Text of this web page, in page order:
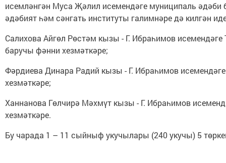
исемләнгән Муса Җәлил исемендәге муниципаль әдәби
әдәбият һәм сәнгать институты галимнәре дә килгән
Салихова Айгөл Рөстәм кызы - Г. Ибраһимов
баручы фәнни хезмәткәре;
Фәрдиева Динара Радий кызы - Г. Ибраһимов
хезмәткәре;
Ханнанова Гөлчирә Мәхмүт кызы - Г. Ибраһимов
хезмәткәре.
Бу чарада 1 – 11 сыйныф укучылары (240 укучы) 5